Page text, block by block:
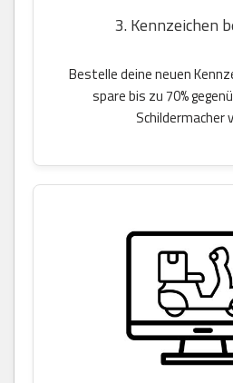
3. Kennzeichen
Bestelle deine neuen
spare bis zu 70%
Schildermacher